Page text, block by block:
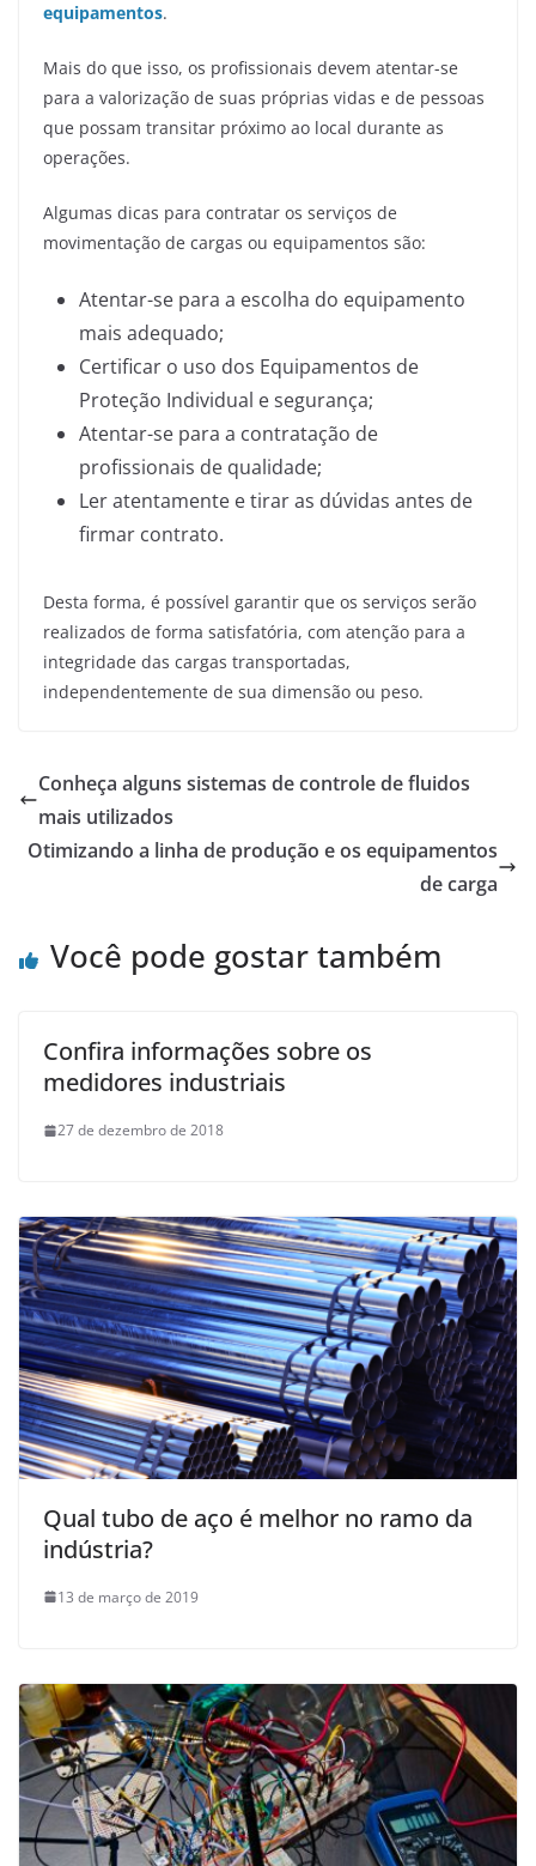
equipamentos.
Mais do que isso, os profissionais devem atentar-se
para a valorização de suas próprias vidas e de pessoas
que possam transitar próximo ao local durante as
operações.
Algumas dicas para contratar os serviços de
movimentação de cargas ou equipamentos são:
Atentar-se para a escolha do equipamento
mais adequado;
Certificar o uso dos Equipamentos de
Proteção Individual e segurança;
Atentar-se para a contratação de
profissionais de qualidade;
Ler atentamente e tirar as dúvidas antes de
firmar contrato.
Desta forma, é possível garantir que os serviços serão
realizados de forma satisfatória, com atenção para a
integridade das cargas transportadas,
independentemente de sua dimensão ou peso.
Conheça alguns sistemas de controle de fluidos
mais utilizados
Otimizando a linha de produção e os equipamentos
de carga
Você pode gostar também
Confira informações sobre os
medidores industriais
27 de dezembro de 2018
Qual tubo de aço é melhor no ramo da
indústria?
13 de março de 2019